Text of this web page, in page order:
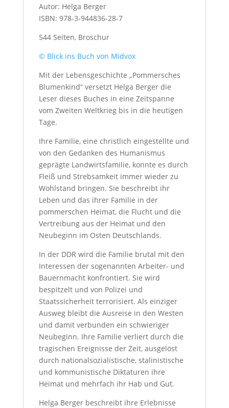
Autor: Helga Berger
ISBN: 978-3-944836-28-7
544 Seiten, Broschur
© Blick ins Buch von Midvox
Mit der Lebensgeschichte „Pommersches
Blumenkind“ versetzt Helga Berger die
Leser dieses Buches in eine Zeitspanne
vom Zweiten Weltkrieg bis in die heutigen
Tage.
Ihre Familie, eine christlich eingestellte und
von den Gedanken des Humanismus
geprägte Landwirtsfamilie, konnte es durch
Fleiß und Strebsamkeit immer wieder zu
Wohlstand bringen. Sie beschreibt ihr
Leben und das ihrer Familie in der
pommerschen Heimat, die Flucht und die
Vertreibung aus der Heimat und den
Neubeginn im Osten Deutschlands.
In der DDR wird die Familie brutal mit den
Interessen der sogenannten Arbeiter- und
Bauernmacht konfrontiert. Sie wird
bespitzelt und von Polizei und
Staatssicherheit terrorisiert. Als einziger
Ausweg bleibt die Ausreise in den Westen
und damit verbunden ein schwieriger
Neubeginn. Ihre Familie verliert durch die
tragischen Ereignisse der Zeit, ausgelöst
durch nationalsozialistische, stalinistische
und kommunistische Diktaturen ihre
Heimat und mehrfach ihr Hab und Gut.
Helga Berger beschreibt ihre Erlebnisse